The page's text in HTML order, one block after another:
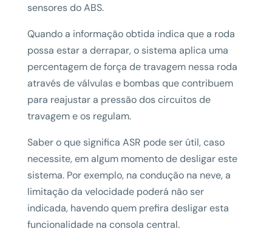
sensores do ABS.
Quando a informação obtida indica que a roda
possa estar a derrapar, o sistema aplica uma
percentagem de força de travagem nessa roda
através de válvulas e bombas que contribuem
para reajustar a pressão dos circuitos de
travagem e os regulam.
Saber o que significa ASR pode ser útil, caso
necessite, em algum momento de desligar este
sistema. Por exemplo, na condução na neve, a
limitação da velocidade poderá não ser
indicada, havendo quem prefira desligar esta
funcionalidade na consola central.